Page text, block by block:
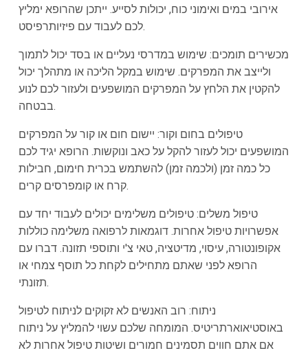
אירובי במים ואימוני כוח, יכולות לסייע. ייתכן שהרופא ימליץ
לכם לעבוד עם פיזיותרפיסט.
מכשירים תומכים: שימוש במדרסי נעליים או בסד יכול לתמוך
ולייצב את המפרקים. שימוש במקל הליכה או מתהלך יכול
להקטין את הלחץ על המפרקים המושפעים ולעזור לכם לנוע
בבטחה.
טיפולים בחום וקור: יישום חום או קור על המפרקים
המושפעים יכול לעזור להקל על כאב ונוקשות. הרופא יגיד לכם
כל כמה זמן (ולכמה זמן) להשתמש בכרית חימום, חבילות
קרח או קומפרסים קרים.
טיפול משלים: טיפולים משלימים יכולים לעבוד יחד עם
אפשרויות טיפול אחרות. דוגמאות לרפואה משלימה כוללות
אקופונטורה, עיסוי, מדיטציה, טאי צ'י ותוספי תזונה. דברו עם
הרופא לפני שאתם מתחילים לקחת כל תוסף צמחי או
תזונתי.
ניתוח: רוב האנשים לא זקוקים לניתוח לטיפול
באוסטיאוארתריטיס. המומחה שלכם עשוי להמליץ על ניתוח
אם אתם חווים תסמינים חמורים ושיטות טיפול אחרות לא